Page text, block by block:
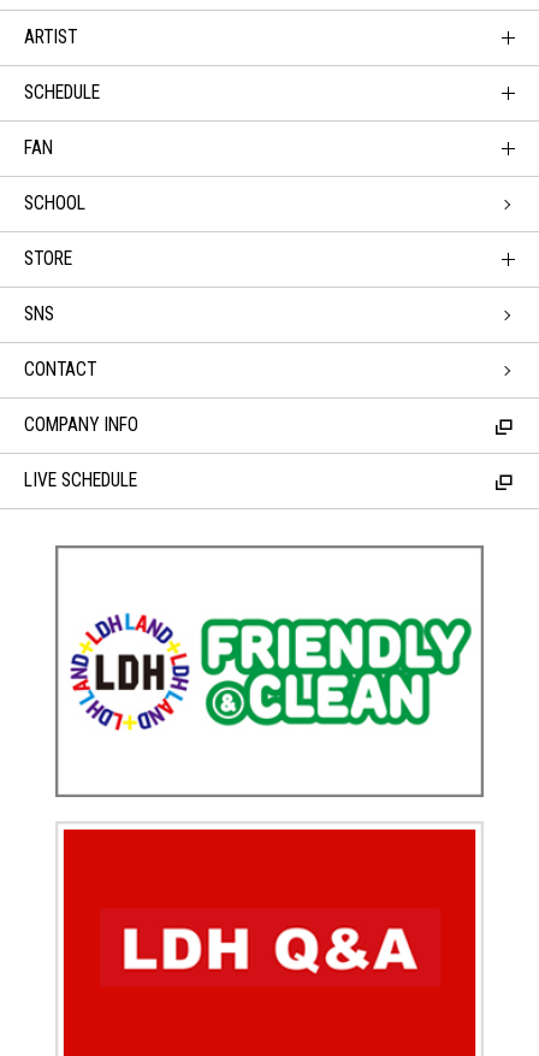
ARTIST
SCHEDULE
FAN
SCHOOL
STORE
SNS
CONTACT
COMPANY INFO
LIVE SCHEDULE